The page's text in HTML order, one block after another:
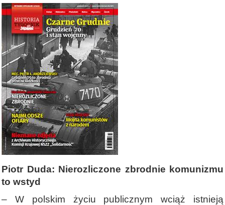
Piotr Duda: Nierozliczone zbrodnie komunizmu
to wstyd
– W polskim życiu publicznym wciąż istnieją